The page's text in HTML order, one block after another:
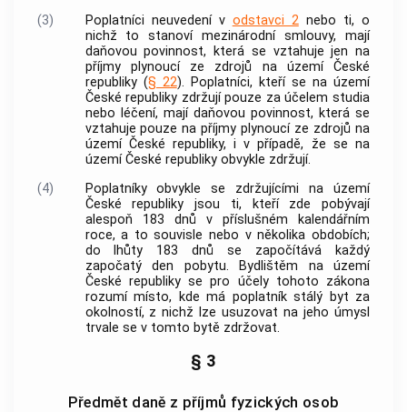
(3)
Poplatníci neuvedení v odstavci 2nebo ti, o
nichž to stanoví mezinárodní smlouvy, mají
daňovou povinnost, která se vztahuje jen na
příjmy plynoucí ze zdrojů na území České
republiky (§ 22). Poplatníci, kteří se na území
České republiky zdržují pouze za účelem studia
nebo léčení, mají daňovou povinnost, která se
vztahuje pouze na příjmy plynoucí ze zdrojů na
území České republiky, i v případě, že se na
území České republiky obvykle zdržují.
(4)
Poplatníky obvykle se zdržujícími na území
České republiky jsou ti, kteří zde pobývají
alespoň 183 dnů v příslušném kalendářním
roce, a to souvisle nebo v několika obdobích;
do lhůty 183 dnů se započítává každý
započatý den pobytu.
Bydlištěm na území
České republikyse pro účely tohoto zákona
rozumí místo, kde má poplatník stálý byt za
okolností, z nichž lze usuzovat na jeho úmysl
trvale se v tomto bytě zdržovat.
§ 3
Předmět daně z příjmů fyzických osob